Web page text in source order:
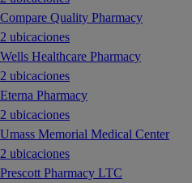
Compare Quality Pharmacy
2 ubicaciones
Wells Healthcare Pharmacy
2 ubicaciones
Eterna Pharmacy
2 ubicaciones
Umass Memorial Medical Center
2 ubicaciones
Prescott Pharmacy LTC